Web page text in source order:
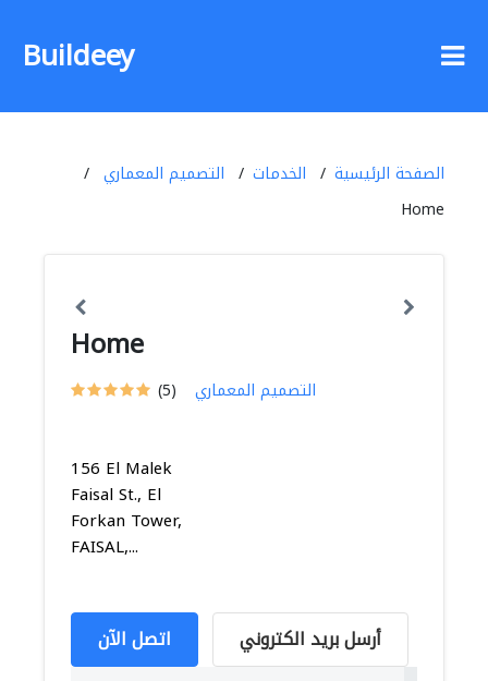
Buildeey
الصفحة الرئيسية الخدمات
التصميم المعماري
Home
Home
(5) التصميم المعماري
156 El Malek
Faisal St., El
Forkan Tower,
FAISAL,...
اتصل الآن أرسل بريد الكتروني